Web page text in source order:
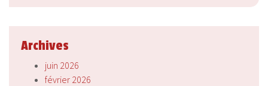
Archives
juin 2026
février 2026